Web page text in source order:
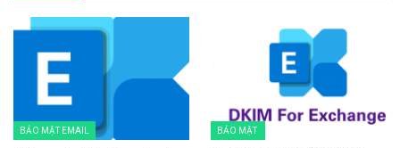
BẢO MẬT EMAIL BẢO MẬT